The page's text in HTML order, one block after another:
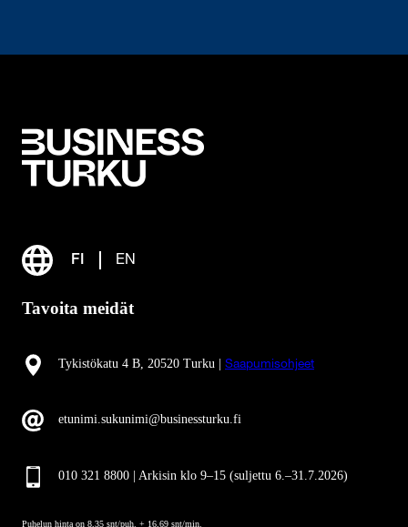
FI EN
Tavoita meidät
Tykistökatu 4 B, 20520 Turku | Saapumisohjeet
etunimi.sukunimi@businessturku.fi
010 321 8800 | Arkisin klo 9–15 (suljettu 6.–31.7.2026)
Puhelun hinta on 8,35 snt/puh. + 16,69 snt/min.